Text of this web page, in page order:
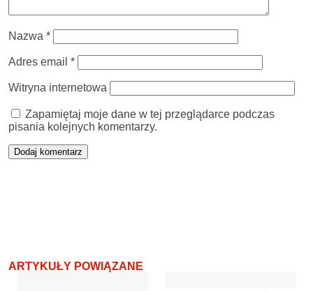
Nazwa *
Adres email *
Witryna internetowa
Zapamiętaj moje dane w tej przeglądarce podczas
pisania kolejnych komentarzy.
ARTYKUŁY POWIĄZANE